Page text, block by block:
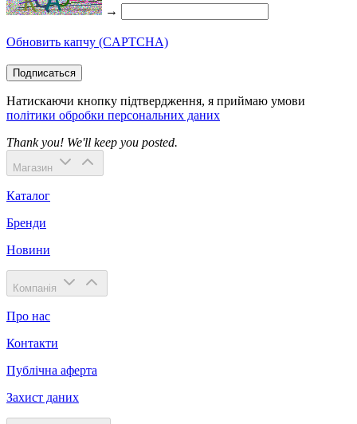
→
Обновить капчу (CAPTCHA)
Подписаться
Натискаючи кнопку підтвердження, я приймаю умови
політики обробки персональних даних
Thank you! We'll keep you posted.
Магазин
Каталог
Бренди
Новини
Компанія
Про нас
Контакти
Публічна аферта
Захист даних